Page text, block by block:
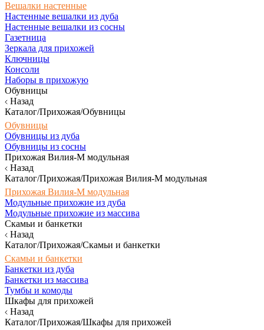
Вешалки настенные
Настенные вешалки из дуба
Настенные вешалки из сосны
Газетница
Зеркала для прихожей
Ключницы
Консоли
Наборы в прихожую
Обувницы
Назад
Каталог/Прихожая/Обувницы
Обувницы
Обувницы из дуба
Обувницы из сосны
Прихожая Вилия-М модульная
Назад
Каталог/Прихожая/Прихожая Вилия-М модульная
Прихожая Вилия-М модульная
Модульные прихожие из дуба
Модульные прихожие из массива
Скамьи и банкетки
Назад
Каталог/Прихожая/Скамьи и банкетки
Скамьи и банкетки
Банкетки из дуба
Банкетки из массива
Тумбы и комоды
Шкафы для прихожей
Назад
Каталог/Прихожая/Шкафы для прихожей